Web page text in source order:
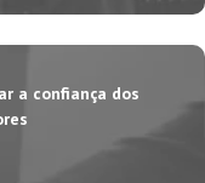
a confiança dos